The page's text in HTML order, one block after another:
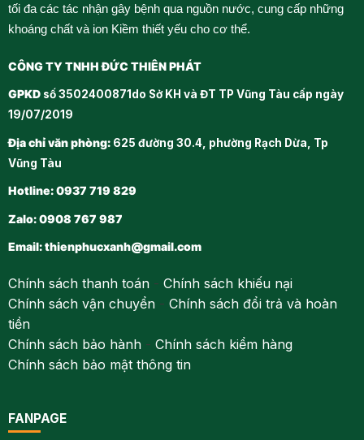
tối đa các tác nhận gây bệnh qua nguồn nước, cung cấp những
khoáng chất và ion Kiềm thiết yếu cho cơ thể.
CÔNG TY TNHH ĐỨC THIÊN PHÁT
GPKDsố 3502400871do Sở KH và ĐT TP Vũng Tàu cấp ngày
19/07/2019
Địa chỉ văn phòng:625 đường 30.4, phường Rạch Dừa, Tp
Vũng Tàu
Hotline: 0937 719 829
Zalo: 0908 767 987
Email:thienphucxanh@gmail.com
Chính sách thanh toán- Chính sách khiếu nại
Chính sách vận chuyển- Chính sách đổi trả và hoàn
tiền
Chính sách bảo hành- Chính sách kiểm hàng
Chính sách bảo mật thông tin
FANPAGE